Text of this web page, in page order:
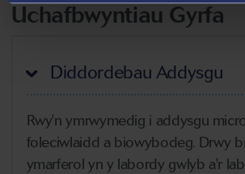
Uchafbwyntiau Gyrfa
Diddordebau Addysgu
Rwy'n ymrwymedig i addysgu
foleciwlaidd a biowybodeg. Drwy
ymarferol yn y labordy gwlyb a'r